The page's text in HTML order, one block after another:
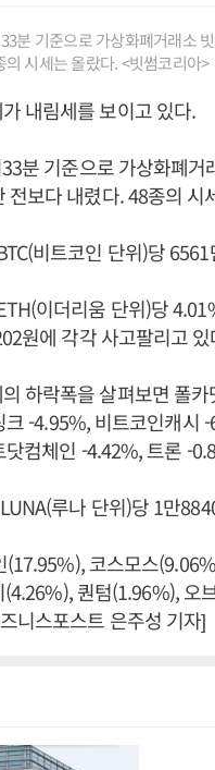
분 기준으로 가상화폐거래소
의 시세는 올랐다. <빗썸코리아>
내림세를 보이고 있다.
분 기준으로 가상화폐
전보다 내렸다. 48종의 시
비트코인 단위)당
이더리움 단위)당
원에 각각 사고팔리고 있
하락폭을 살펴보면 폴
-4.95%, 비트코인캐시
컴체인 -4.42%, 트론 -
루나 단위)당 1만
(17.95%), 코스모스
퀀텀(1.96%), 오
니스포스트 은주성 기자]